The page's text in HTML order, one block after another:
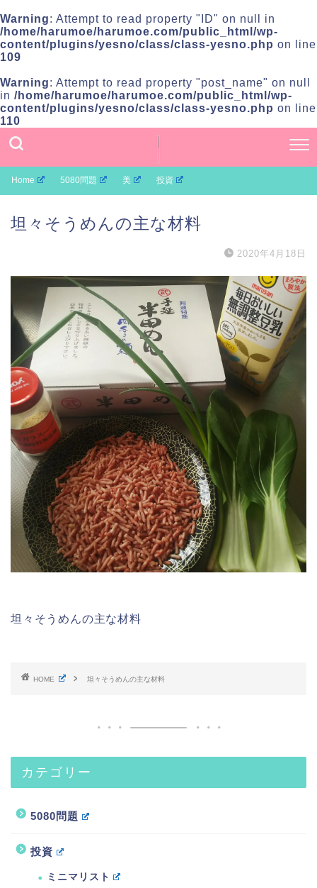
Warning: Attempt to read property "ID" on null in
/home/harumoe/harumoe.com/public_html/wp-
content/plugins/yesno/class/class-yesno.php on line
109
Warning: Attempt to read property "post_name" on null
in /home/harumoe/harumoe.com/public_html/wp-
content/plugins/yesno/class/class-yesno.php on line
110
Home 5080問題 美 投資
坦々そうめんの主な材料
2020年4月18日
坦々そうめんの主な材料
HOME 坦々そうめんの主な材料
カテゴリー
5080問題
投資
ミニマリスト